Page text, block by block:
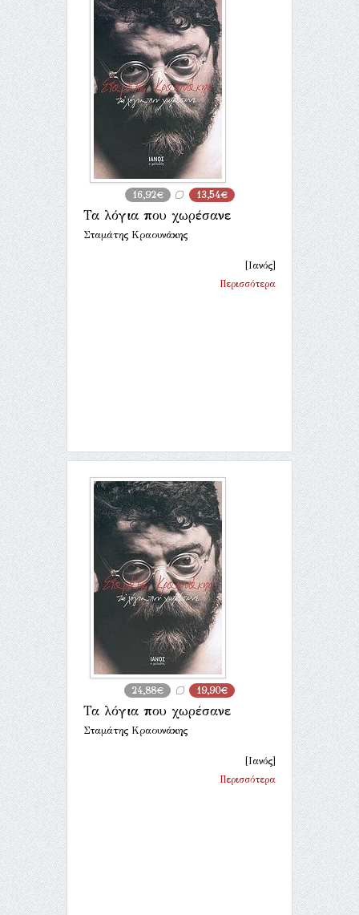
16,92€ 13,54€
Τα λόγια που χωρέσανε
Σταμάτης Κραουνάκης
[Ιανός]
Περισσότερα
24,88€ 19,90€
Τα λόγια που χωρέσανε
Σταμάτης Κραουνάκης
[Ιανός]
Περισσότερα